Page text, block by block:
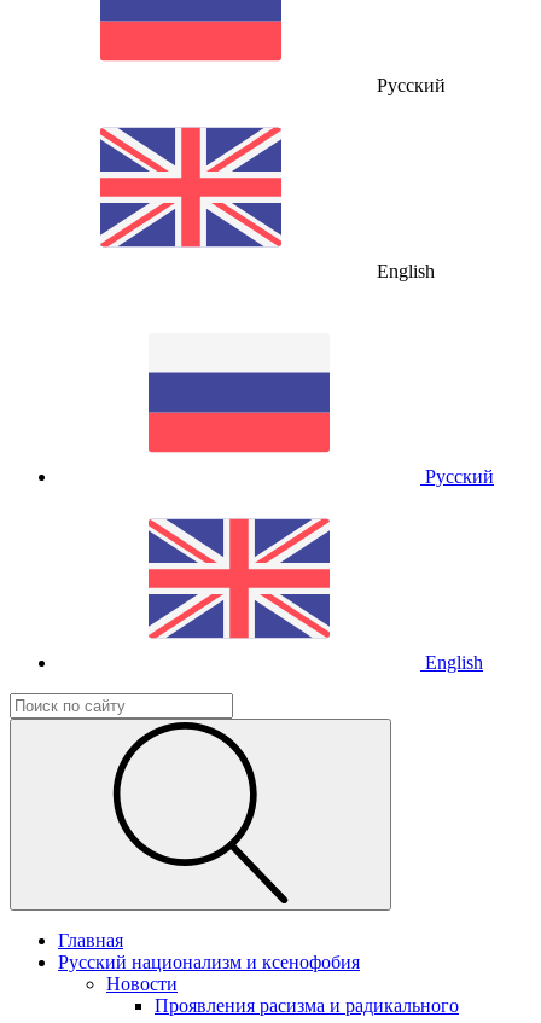
Русский
English
Русский
English
Главная
Русский национализм и ксенофобия
Новости
Проявления расизма и радикального